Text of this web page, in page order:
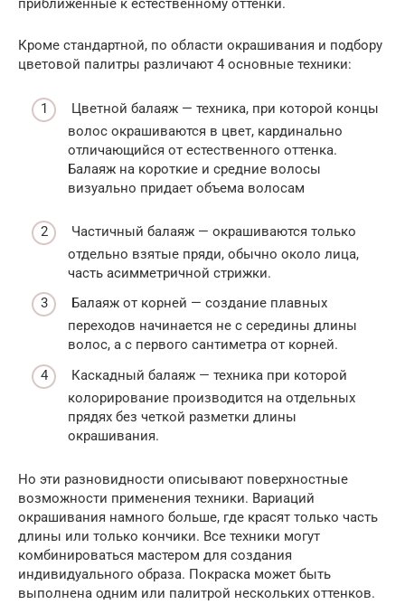
приближенные к естественному оттенки.
Кроме стандартной, по области окрашивания и подбору
цветовой палитры различают 4 основные техники:
Цветной балаяж — техника, при которой концы
волос окрашиваются в цвет, кардинально
отличающийся от естественного оттенка.
Балаяж на короткие и средние волосы
визуально придает объема волосам
Частичный балаяж — окрашиваются только
отдельно взятые пряди, обычно около лица,
часть асимметричной стрижки.
Балаяж от корней — создание плавных
переходов начинается не с середины длины
волос, а с первого сантиметра от корней.
Каскадный балаяж — техника при которой
колорирование производится на отдельных
прядях без четкой разметки длины
окрашивания.
Но эти разновидности описывают поверхностные
возможности применения техники. Вариаций
окрашивания намного больше, где красят только часть
длины или только кончики. Все техники могут
комбинироваться мастером для создания
индивидуального образа. Покраска может быть
выполнена одним или палитрой нескольких оттенков.